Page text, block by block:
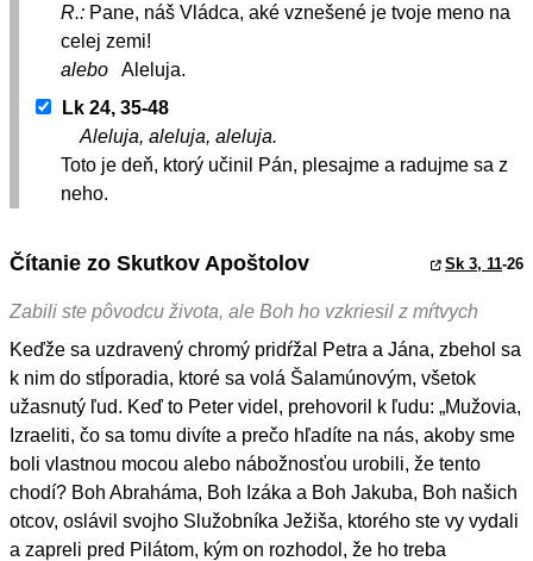
R.: Pane, náš Vládca, aké vznešené je tvoje meno na
celej zemi!
alebo
Aleluja.
Lk 24, 35-48
Aleluja, aleluja, aleluja.
Toto je deň, ktorý učinil Pán, plesajme a radujme sa z
neho.
Čítanie zo Skutkov Apoštolov Sk 3, 11-26
Zabili ste pôvodcu života, ale Boh ho vzkriesil z mŕtvych
Keďže sa uzdravený chromý pridŕžal Petra a Jána, zbehol sa
k nim do stĺporadia, ktoré sa volá Šalamúnovým, všetok
užasnutý ľud. Keď to Peter videl, prehovoril k ľudu: „Mužovia,
Izraeliti, čo sa tomu divíte a prečo hľadíte na nás, akoby sme
boli vlastnou mocou alebo nábožnosťou urobili, že tento
chodí? Boh Abraháma, Boh Izáka a Boh Jakuba, Boh našich
otcov, oslávil svojho Služobníka Ježiša, ktorého ste vy vydali
a zapreli pred Pilátom, kým on rozhodol, že ho treba